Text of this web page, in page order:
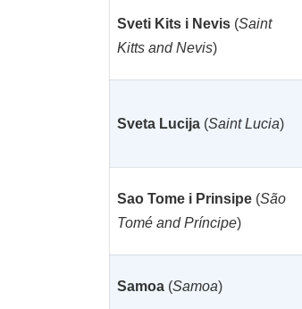
Sveti Kits i Nevis (Saint
Kitts and Nevis)
Sveta Lucija (Saint Lucia)
Sao Tome i Prinsipe (São
Tomé and Príncipe)
Samoa (Samoa)